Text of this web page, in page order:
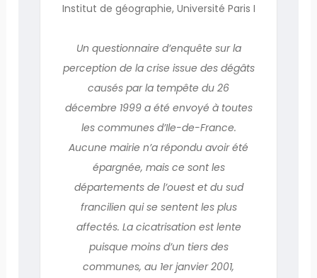
Institut de géographie, Université Paris I
Un questionnaire d’enquête sur la
perception de la crise issue des dégâts
causés par la tempête du 26
décembre 1999 a été envoyé à toutes
les communes d’Ile-de-France.
Aucune mairie n’a répondu avoir été
épargnée, mais ce sont les
départements de l’ouest et du sud
francilien qui se sentent les plus
affectés. La cicatrisation est lente
puisque moins d’un tiers des
communes, au 1er janvier 2001,